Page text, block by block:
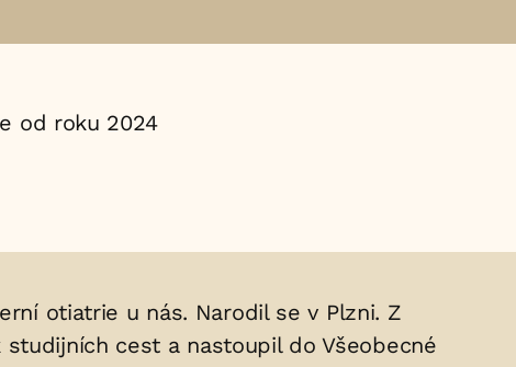
od roku 2024
otiatrie u nás. Narodil se v Plzni. Z
cest a nastoupil do Všeobecné